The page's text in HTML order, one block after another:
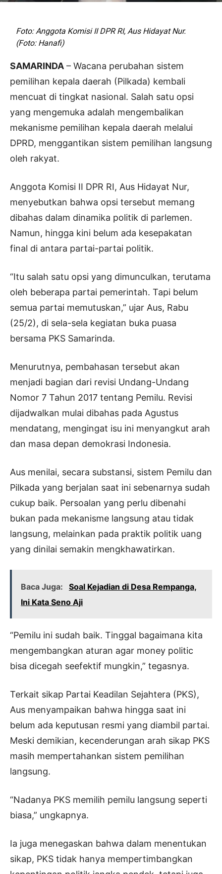
Foto: Anggota Komisi II DPR RI, Aus Hidayat Nur.
(Foto: Hanafi)
SAMARINDA – Wacana perubahan sistem
pemilihan kepala daerah (Pilkada) kembali
mencuat di tingkat nasional. Salah satu opsi
yang mengemuka adalah mengembalikan
mekanisme pemilihan kepala daerah melalui
DPRD, menggantikan sistem pemilihan langsung
oleh rakyat.
Anggota Komisi II DPR RI, Aus Hidayat Nur,
menyebutkan bahwa opsi tersebut memang
dibahas dalam dinamika politik di parlemen.
Namun, hingga kini belum ada kesepakatan
final di antara partai-partai politik.
“Itu salah satu opsi yang dimunculkan, terutama
oleh beberapa partai pemerintah. Tapi belum
semua partai memutuskan,” ujar Aus, Rabu
(25/2), di sela-sela kegiatan buka puasa
bersama PKS Samarinda.
Menurutnya, pembahasan tersebut akan
menjadi bagian dari revisi Undang-Undang
Nomor 7 Tahun 2017 tentang Pemilu. Revisi
dijadwalkan mulai dibahas pada Agustus
mendatang, mengingat isu ini menyangkut arah
dan masa depan demokrasi Indonesia.
Aus menilai, secara substansi, sistem Pemilu dan
Pilkada yang berjalan saat ini sebenarnya sudah
cukup baik. Persoalan yang perlu dibenahi
bukan pada mekanisme langsung atau tidak
langsung, melainkan pada praktik politik uang
yang dinilai semakin mengkhawatirkan.
Baca Juga:
Soal Kejadian di Desa Rempanga,
Ini Kata Seno Aji
“Pemilu ini sudah baik. Tinggal bagaimana kita
mengembangkan aturan agar money politic
bisa dicegah seefektif mungkin,” tegasnya.
Terkait sikap Partai Keadilan Sejahtera (PKS),
Aus menyampaikan bahwa hingga saat ini
belum ada keputusan resmi yang diambil partai.
Meski demikian, kecenderungan arah sikap PKS
masih mempertahankan sistem pemilihan
langsung.
“Nadanya PKS memilih pemilu langsung seperti
biasa,” ungkapnya.
Ia juga menegaskan bahwa dalam menentukan
sikap, PKS tidak hanya mempertimbangkan